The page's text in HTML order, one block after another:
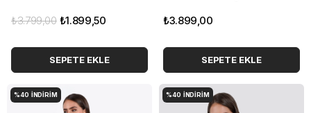
₺1.899,50
₺3.799,00
SEPETE EKLE
₺3.899,00
SEPETE EKLE
%40 İNDIRIM %40 İNDIRIM